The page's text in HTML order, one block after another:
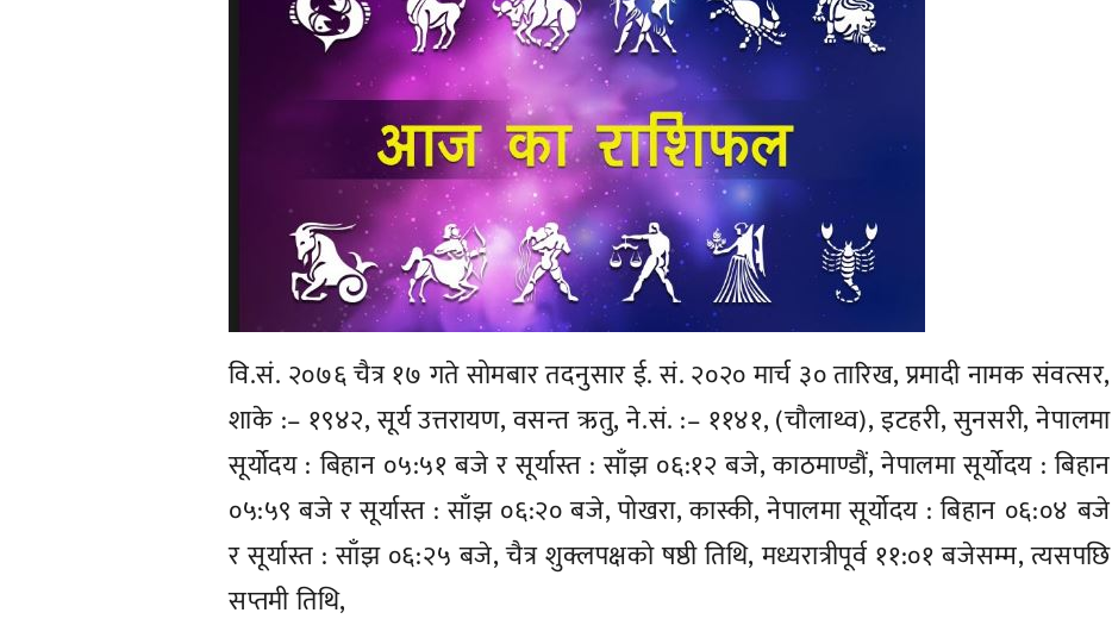
वि.सं. २०७६ चैत्र १७ गते सोमबार तदनुसार ई. सं. २०२० मार्च ३० तारिख, प्रमादी नामक संवत्सर,
शाके :– १९४२, सूर्य उत्तरायण, वसन्त ऋतु, ने.सं. :– ११४१, (चौलाथ्व), इटहरी, सुनसरी, नेपालमा
सूर्योदय : बिहान ०५:५१ बजे र सूर्यास्त : साँझ ०६:१२ बजे, काठमाण्डौं, नेपालमा सूर्योदय : बिहान
०५:५९ बजे र सूर्यास्त : साँझ ०६:२० बजे, पोखरा, कास्की, नेपालमा सूर्योदय : बिहान ०६:०४ बजे
र सूर्यास्त : साँझ ०६:२५ बजे, चैत्र शुक्लपक्षको षष्ठी तिथि, मध्यरात्रीपूर्व ११:०१ बजेसम्म, त्यसपछि
सप्तमी तिथि,